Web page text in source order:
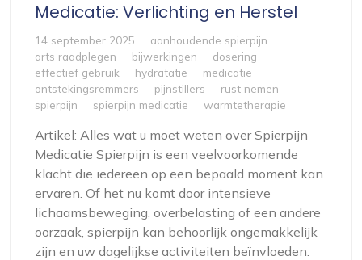
Medicatie: Verlichting en Herstel
14 september 2025
aanhoudende spierpijn
arts raadplegen
bijwerkingen
dosering
effectief gebruik
hydratatie
medicatie
ontstekingsremmers
pijnstillers
rust nemen
spierpijn
spierpijn medicatie warmtetherapie
Artikel: Alles wat u moet weten over Spierpijn
Medicatie Spierpijn is een veelvoorkomende
klacht die iedereen op een bepaald moment kan
ervaren. Of het nu komt door intensieve
lichaamsbeweging, overbelasting of een andere
oorzaak, spierpijn kan behoorlijk ongemakkelijk
zijn en uw dagelijkse activiteiten beïnvloeden.